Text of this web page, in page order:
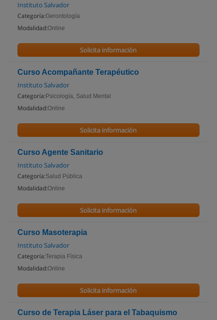
Instituto Salvador
Categoría:Gerontología
Modalidad:Online
Solicita información
Curso Acompañante Terapéutico
Instituto Salvador
Categoría: Psicología, Salud Mental
Modalidad:Online
Solicita información
Curso Agente Sanitario
Instituto Salvador
Categoría:Salud Pública
Modalidad:Online
Solicita información
Curso Masoterapia
Instituto Salvador
Categoría:Terapia Física
Modalidad:Online
Solicita información
Curso de Terapia Láser para el Tabaquismo